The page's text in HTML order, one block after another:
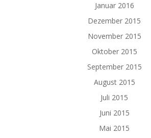
Januar 2016
Dezember 2015
November 2015
Oktober 2015
September 2015
August 2015
Juli 2015
Juni 2015
Mai 2015